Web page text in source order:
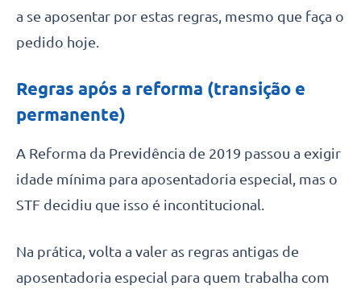
a se aposentar por estas regras, mesmo que faça o
pedido hoje.
Regras após a reforma (transição e
permanente)
A Reforma da Previdência de 2019 passou a exigir
idade mínima para aposentadoria especial, mas o
STF decidiu que isso é incontitucional.
Na prática, volta a valer as regras antigas de
aposentadoria especial para quem trabalha com